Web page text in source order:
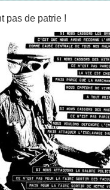
pas de patrie !